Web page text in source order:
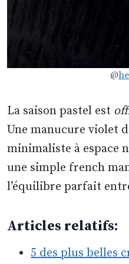
@
La saison pastel est
Une manucure violet
minimaliste à espace
une simple french
l’équilibre parfait
Articles relatifs:
5 des plus belles